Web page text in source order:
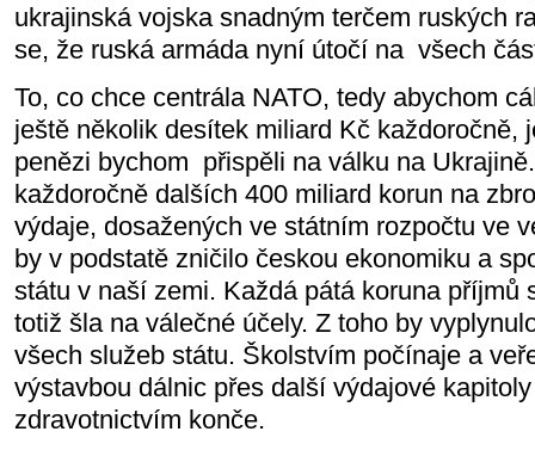
ukrajinská vojska snadným terčem ruských
se, že ruská armáda nyní útočí na všech
To, co chce centrála NATO, tedy abychom
ještě několik desítek miliard Kč každoročně,
penězi bychom přispěli na válku na
každoročně dalších 400 miliard korun na
výdaje, dosažených ve státním rozpočtu ve
by v podstatě zničilo českou ekonomiku a
státu v naší zemi. Každá pátá koruna příjmů
totiž šla na válečné účely. Z toho by
všech služeb státu. Školstvím počínaje a
výstavbou dálnic přes další výdajové
zdravotnictvím konče.